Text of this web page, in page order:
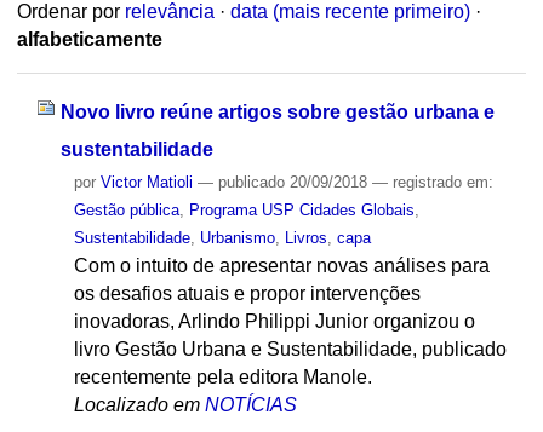
Ordenar por relevância · data (mais recente primeiro) ·
alfabeticamente
Novo livro reúne artigos sobre gestão urbana e
sustentabilidade
por Victor Matioli — publicado20/09/2018 — registrado em:
Gestão pública, Programa USP Cidades Globais
Sustentabilidade, Urbanismo, Livros capa
Com o intuito de apresentar novas análises para
os desafios atuais e propor intervenções
inovadoras, Arlindo Philippi Junior organizou o
livro Gestão Urbana e Sustentabilidade, publicado
recentemente pela editora Manole.
Localizado em NOTÍCIAS